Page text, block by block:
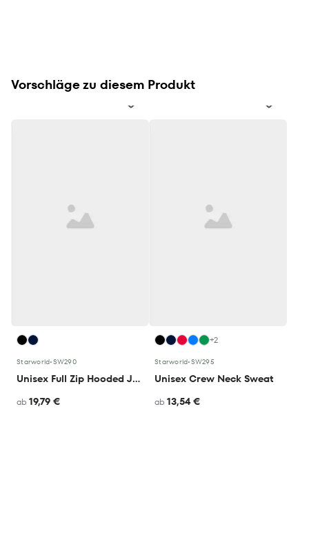
Vorschläge zu diesem Produkt
Starworld•SW290
Unisex Full Zip Hooded Jacket
ab 19,79 €
+2
Starworld•SW295
Unisex Crew Neck Sweat
ab 13,54 €